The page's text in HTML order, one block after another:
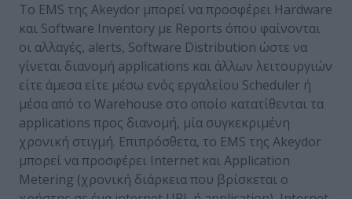
Το EMS της Akeydor μπορεί να προσφέρει Hardware
και Software Inventory με Reports όπου φαίνονται
οι αλλαγές, alerts, Software Distribution ώστε να
γίνεται διανομή applications και άλλων λειτουργιών
είτε άμεσα είτε μέσω ενός εργαλείου Scheduler ή
μέσα από το Warehouse στο οποίο κατατίθενται τα
applications προς διανομή, μία συγκεκριμένη
χρονική στιγμή. Επιπρόσθετα, το EMS της Akeydor
μπορεί να προσφέρει Internet και Application
Metering (χρονική διάρκεια που βρίσκεται ο